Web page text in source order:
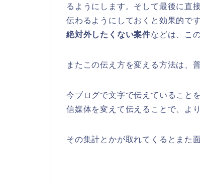
るようにします。そして最後に直
伝わるようにしておくと効果的です
絶対外したくない案件などは、こ
またこの伝え方を変える方法は、
今ブログで文字で伝えていること
信媒体を変えて伝えることで、よ
その集計とかが取れてくるとまた